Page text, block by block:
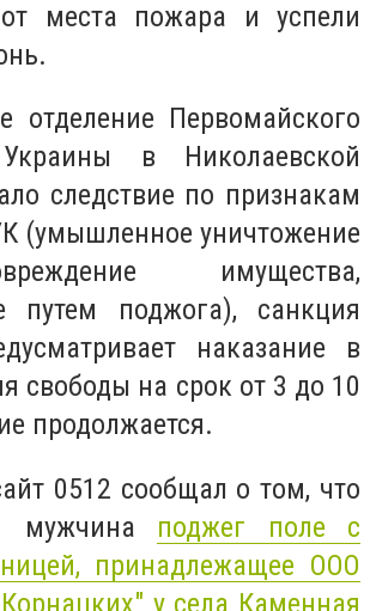
от места пожара и успели
отделение Первомайского
в Николаевской
следствие по признакам
(умышленное уничтожение
имущества,
путем поджога), санкция
наказание в
свободы на срок от 3 до 10
продолжается.
0512 сообщал о том, что
мужчина поджег поле с
принадлежащее ООО
у села Каменная